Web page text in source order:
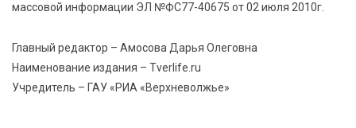
массовой информации ЭЛ №ФС77-40675 от 02 июля 2010г.
Главный редактор – Амосова Дарья Олеговна
Наименование издания – Tverlife.ru
Учредитель – ГАУ «РИА «Верхневолжье»